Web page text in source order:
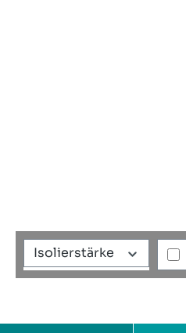
Isolierstärke